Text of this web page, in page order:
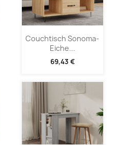
Couchtisch Sonoma-
Eiche...
69,43 €